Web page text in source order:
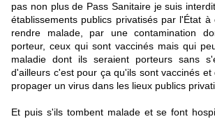
pas non plus de Pass Sanitaire je suis
établissements publics privatisés par l'État
rendre malade, par une contamination
porteur, ceux qui sont vaccinés mais qui
maladie dont ils seraient porteurs sans
d'ailleurs c'est pour ça qu'ils sont vaccinés
propager un virus dans les lieux publics
Et puis s'ils tombent malade et se font